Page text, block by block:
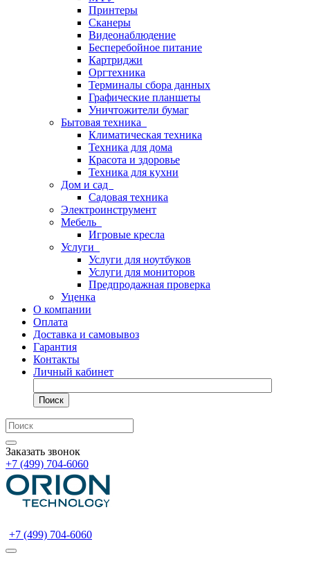
Принтеры
Сканеры
Видеонаблюдение
Бесперебойное питание
Картриджи
Оргтехника
Терминалы сбора данных
Графические планшеты
Уничтожители бумаг
Бытовая техника
Климатическая техника
Техника для дома
Красота и здоровье
Техника для кухни
Дом и сад
Садовая техника
Электроинструмент
Мебель
Игровые кресла
Услуги
Услуги для ноутбуков
Услуги для мониторов
Предпродажная проверка
Уценка
О компании
Оплата
Доставка и самовывоз
Гарантия
Контакты
Личный кабинет
Поиск
Заказать звонок
+7 (499) 704-6060
+7 (499) 704-6060